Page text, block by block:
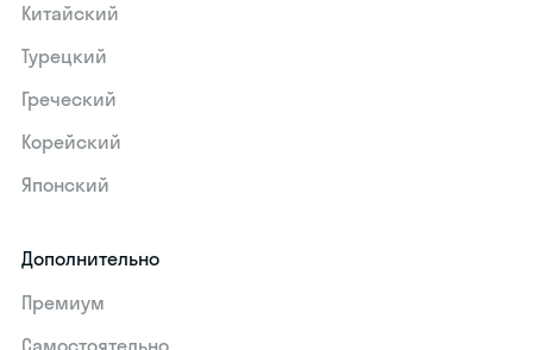
Китайский
Турецкий
Греческий
Корейский
Японский
Дополнительно
Премиум
Самостоятельно